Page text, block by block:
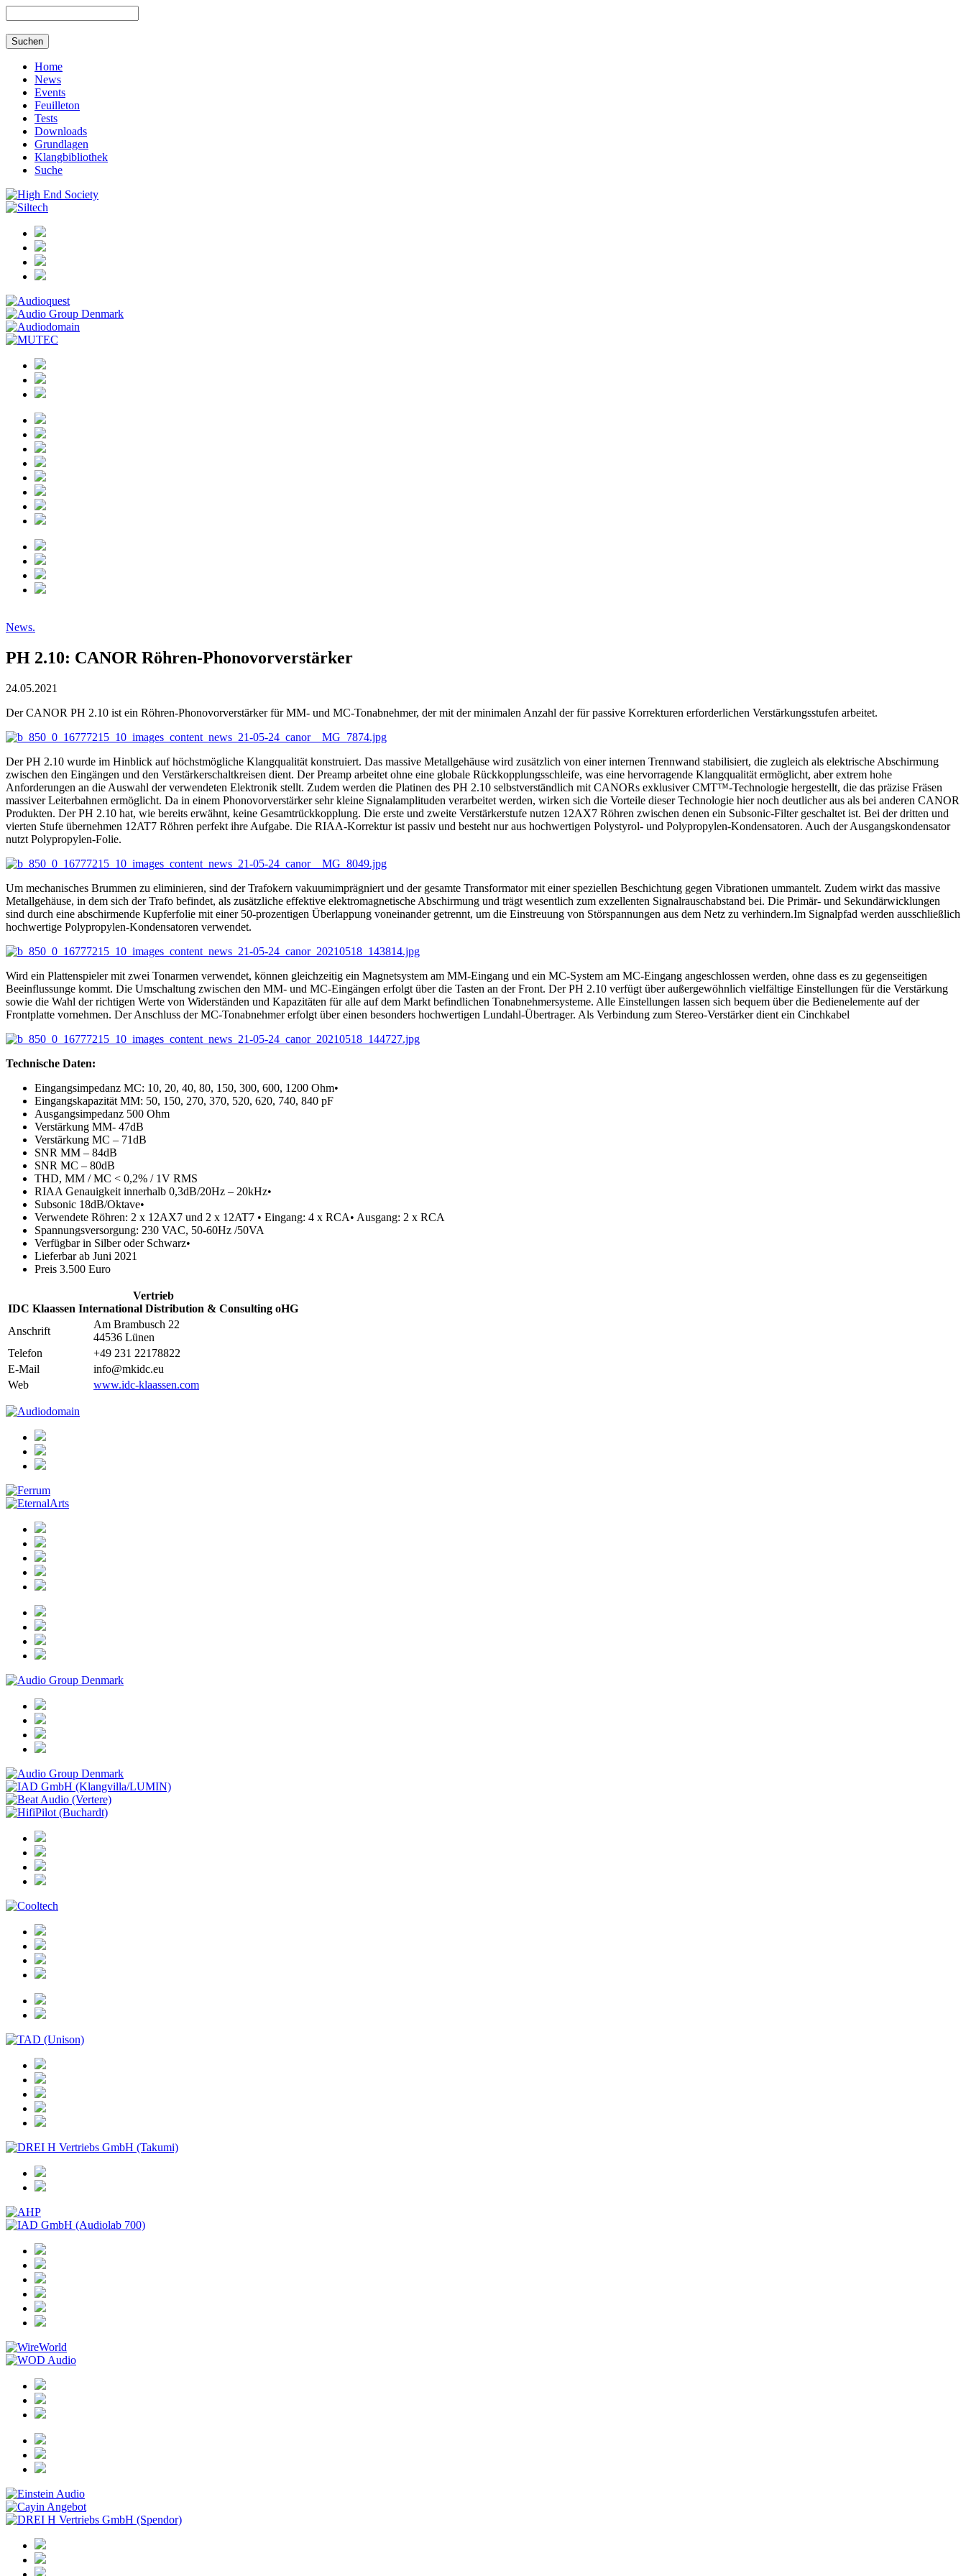
Home
News
Events
Feuilleton
Tests
Downloads
Grundlagen
Klangbibliothek
Suche
News.
PH 2.10: CANOR Röhren-Phonovorverstärker
24.05.2021
Der CANOR PH 2.10 ist ein Röhren-Phonovorverstärker für MM- und MC-Tonabnehmer, der mit der minimalen Anzahl der für passive Korrekturen erforderlichen Verstärkungsstufen arbeitet.
Der PH 2.10 wurde im Hinblick auf höchstmögliche Klangqualität konstruiert. Das massive Metallgehäuse wird zusätzlich von einer internen Trennwand stabilisiert, die zugleich als elektrische Abschirmung
zwischen den Eingängen und den Verstärkerschaltkreisen dient. Der Preamp arbeitet ohne eine globale Rückkopplungsschleife, was eine hervorragende Klangqualität ermöglicht, aber extrem hohe
Anforderungen an die Auswahl der verwendeten Elektronik stellt. Zudem werden die Platinen des PH 2.10 selbstverständlich mit CANORs exklusiver CMT™-Technologie hergestellt, die das präzise Fräsen
massiver Leiterbahnen ermöglicht. Da in einem Phonovorverstärker sehr kleine Signalamplituden verarbeitet werden, wirken sich die Vorteile dieser Technologie hier noch deutlicher aus als bei anderen CANOR
Produkten. Der PH 2.10 hat, wie bereits erwähnt, keine Gesamtrückkopplung. Die erste und zweite Verstärkerstufe nutzen 12AX7 Röhren zwischen denen ein Subsonic-Filter geschaltet ist. Bei der dritten und
vierten Stufe übernehmen 12AT7 Röhren perfekt ihre Aufgabe. Die RIAA-Korrektur ist passiv und besteht nur aus hochwertigen Polystyrol- und Polypropylen-Kondensatoren. Auch der Ausgangskondensator
nutzt Polypropylen-Folie.
Um mechanisches Brummen zu eliminieren, sind der Trafokern vakuumimprägniert und der gesamte Transformator mit einer speziellen Beschichtung gegen Vibrationen ummantelt. Zudem wirkt das massive
Metallgehäuse, in dem sich der Trafo befindet, als zusätzliche effektive elektromagnetische Abschirmung und trägt wesentlich zum exzellenten Signalrauschabstand bei. Die Primär- und Sekundärwicklungen
sind durch eine abschirmende Kupferfolie mit einer 50-prozentigen Überlappung voneinander getrennt, um die Einstreuung von Störspannungen aus dem Netz zu verhindern.Im Signalpfad werden ausschließlich
hochwertige Polypropylen-Kondensatoren verwendet.
Wird ein Plattenspieler mit zwei Tonarmen verwendet, können gleichzeitig ein Magnetsystem am MM-Eingang und ein MC-System am MC-Eingang angeschlossen werden, ohne dass es zu gegenseitigen
Beeinflussunge kommt. Die Umschaltung zwischen den MM- und MC-Eingängen erfolgt über die Tasten an der Front. Der PH 2.10 verfügt über außergewöhnlich vielfältige Einstellungen für die Verstärkung
sowie die Wahl der richtigen Werte von Widerständen und Kapazitäten für alle auf dem Markt befindlichen Tonabnehmersysteme. Alle Einstellungen lassen sich bequem über die Bedienelemente auf der
Frontplatte vornehmen. Der Anschluss der MC-Tonabnehmer erfolgt über einen besonders hochwertigen Lundahl-Übertrager. Als Verbindung zum Stereo-Verstärker dient ein Cinchkabel
Technische Daten:
Eingangsimpedanz MC: 10, 20, 40, 80, 150, 300, 600, 1200 Ohm•
Eingangskapazität MM: 50, 150, 270, 370, 520, 620, 740, 840 pF
Ausgangsimpedanz 500 Ohm
Verstärkung MM- 47dB
Verstärkung MC – 71dB
SNR MM – 84dB
SNR MC – 80dB
THD, MM / MC < 0,2% / 1V RMS
RIAA Genauigkeit innerhalb 0,3dB/20Hz – 20kHz•
Subsonic 18dB/Oktave•
Verwendete Röhren: 2 x 12AX7 und 2 x 12AT7 • Eingang: 4 x RCA• Ausgang: 2 x RCA
Spannungsversorgung: 230 VAC, 50-60Hz /50VA
Verfügbar in Silber oder Schwarz•
Lieferbar ab Juni 2021
Preis 3.500 Euro
Vertrieb
IDC Klaassen International Distribution & Consulting oHG
Anschrift
Am Brambusch 22
44536 Lünen
Telefon
+49 231 22178822
E-Mail
info@mkidc.eu
Web
www.idc-klaassen.com